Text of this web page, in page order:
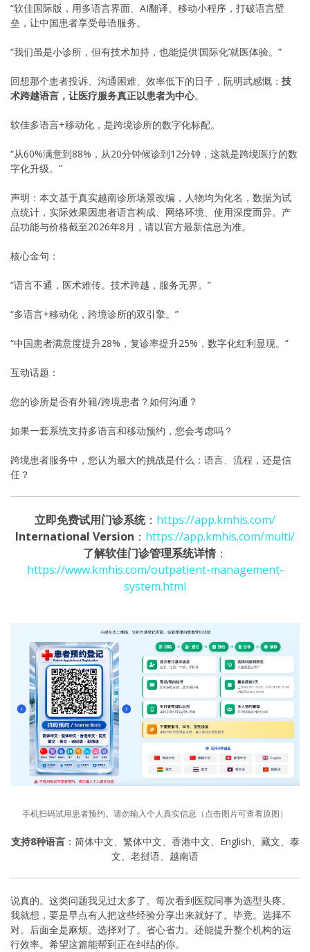
“软佳国际版，用多语言界面、AI翻译、移动小程序，打破语言壁
垒，让中国患者享受母语服务。
“我们虽是小诊所，但有技术加持，也能提供’国际化’就医体验。”
回想那个患者投诉、沟通困难、效率低下的日子，阮明武感慨： 技
术跨越语言，让医疗服务真正以患者为中心。
软佳多语言+移动化，是跨境诊所的数字化标配。
“从60%满意到88%，从20分钟候诊到12分钟，这就是跨境医疗的数
字化升级。”
声明：本文基于真实越南诊所场景改编，人物均为化名，数据为试
点统计，实际效果因患者语言构成、网络环境、使用深度而异。产
品功能与价格截至2026年8月，请以官方最新信息为准。
核心金句：
“语言不通，医术难传。技术跨越，服务无界。”
“多语言+移动化，跨境诊所的双引擎。”
“中国患者满意度提升28%，复诊率提升25%，数字化红利显现。”
互动话题：
您的诊所是否有外籍/跨境患者？如何沟通？
如果一套系统支持多语言和移动预约，您会考虑吗？
跨境患者服务中，您认为最大的挑战是什么：语言、流程，还是信
任？
立即免费试用门诊系统： https://app.kmhis.com/
International Version ： https://app.kmhis.com/multi/
了解软佳门诊管理系统详情：
https://www.kmhis.com/outpatient-management-
system.html
手机扫码试用患者预约。请勿输入个人真实信息（点击图片可查看原图）
支持8种语言：简体中文、繁体中文、香港中文、English、藏文、泰
文、老挝语、越南语
说真的。这类问题我见过太多了。每次看到医院同事为选型头疼。
我就想，要是早点有人把这些经验分享出来就好了。毕竟。选择不
对。后面全是麻烦。选择对了。省心省力。还能提升整个机构的运
行效率。希望这篇能帮到正在纠结的你。